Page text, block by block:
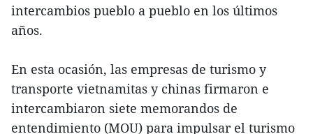
intercambios pueblo a pueblo en los últimos
años.
En esta ocasión, las empresas de turismo y
transporte vietnamitas y chinas firmaron e
intercambiaron siete memorandos de
entendimiento (MOU) para impulsar el turismo